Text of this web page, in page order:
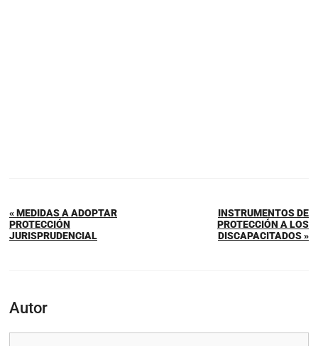
« MEDIDAS A ADOPTAR
PROTECCIÓN
JURISPRUDENCIAL
INSTRUMENTOS DE
PROTECCIÓN A LOS
DISCAPACITADOS »
Autor